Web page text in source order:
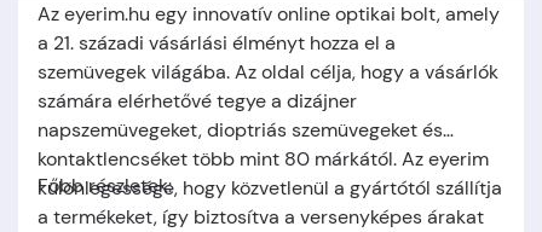
Az eyerim.hu egy innovatív online optikai bolt, amely
a 21. századi vásárlási élményt hozza el a
szemüvegek világába. Az oldal célja, hogy a vásárlók
számára elérhetővé tegye a dizájner
napszemüvegeket, dioptriás szemüvegeket és
kontaktlencséket több mint 80 márkától. Az eyerim
különlegessége, hogy közvetlenül a gyártótól szállítja
a termékeket, így biztosítva a versenyképes árakat
Főbb részletek: